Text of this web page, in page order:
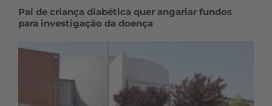
Pai de criança diabética quer angariar fundos
para investigação da doença